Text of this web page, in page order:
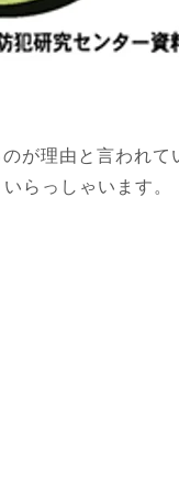
が理由と言われて
らっしゃいます。